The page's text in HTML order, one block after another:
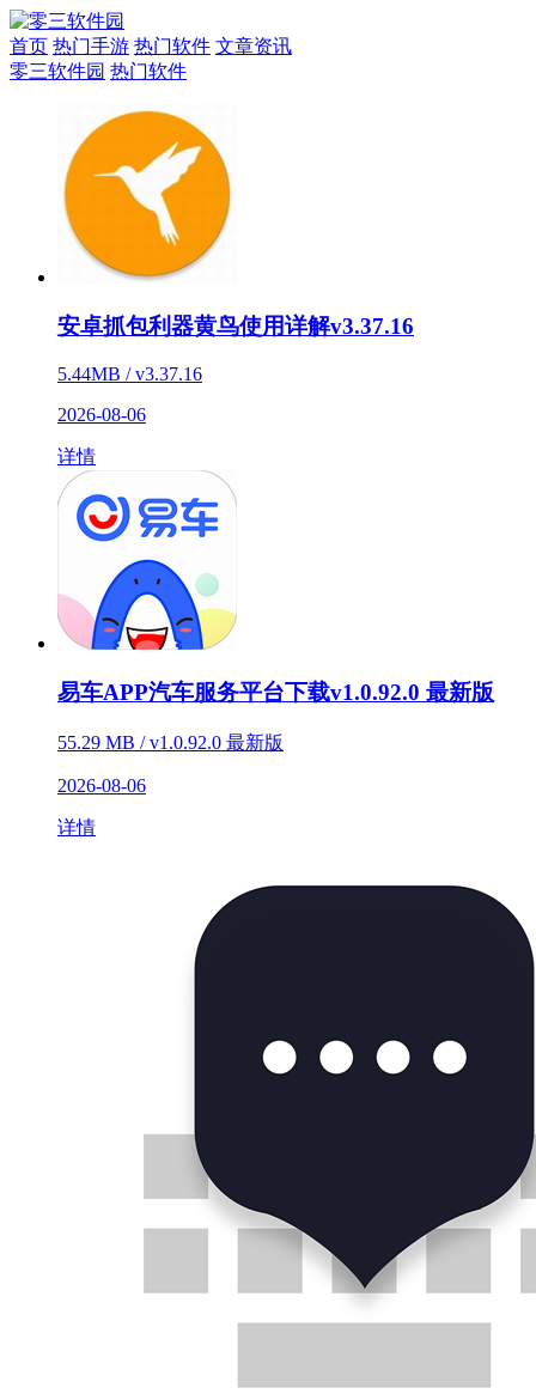
首页 热门手游 热门软件 文章资讯
零三软件园 热门软件
安卓抓包利器黄鸟使用详解v3.37.16
5.44MB / v3.37.16
2026-08-06
详情
易车APP汽车服务平台下载v1.0.92.0 最新版
55.29 MB / v1.0.92.0 最新版
2026-08-06
详情